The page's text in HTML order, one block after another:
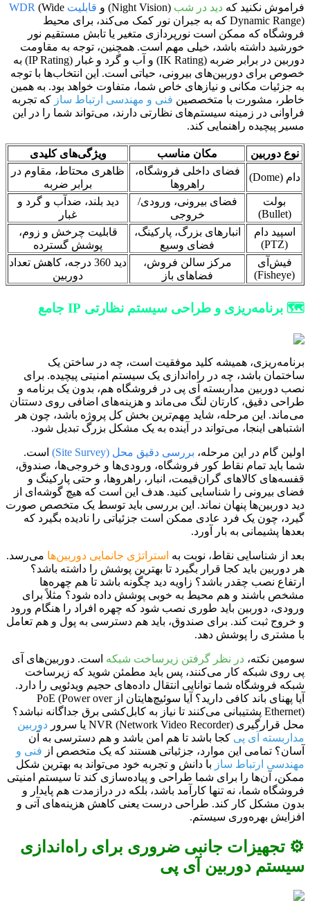
فراموش نکنید که دید در شب (Night Vision) و قابلیت WDR (Wide
Dynamic Range) که به جبران نور کمک می‌کند، برای محیط
فروشگاه که ممکن است نورپردازی متغیر یا تابش مستقیم نور
خورشید داشته باشد، خیلی مهم است. همچنین، توجه به مقاومت
دوربین در برابر ضربه (IK Rating) و آب و گرد و غبار (IP Rating) به
خصوص برای دوربین‌های بیرونی، حیاتی است. این انتخاب‌ها با توجه
به جزئیات مکانی و نیازهای خاص شما، متفاوت خواهد بود. به همین
خاطر، مشورت با متخصصین فنی و مهندسی ارتباط ساز که تجربه
فراوانی در زمینه سیستم‌های نظارتی دارند، می‌تواند شما را در این
مسیر پیچیده راهنمایی کند.
نوع دوربین مکان مناسب
ویژگی‌های کلیدی
دام (Dome)
فضای داخلی فروشگاه،
راهروها
ظاهری محتاط، مقاوم در
برابر ضربه
بولت
(Bullet)
فضای بیرونی، ورودی/
خروجی
دید بلند، ضدآب و گرد و
غبار
اسپید دام
(PTZ)
انبارهای بزرگ، پارکینگ،
فضای وسیع
قابلیت چرخش و زوم،
پوشش گسترده
فیش‌آی
(Fisheye)
مرکز سالن فروش،
فضاهای باز
دید 360 درجه، کاهش تعداد
دوربین
🗺️ برنامه‌ریزی و طراحی سیستم نظارتی IP جامع
برنامه‌ریزی، همیشه کلید موفقیت است، چه در ساختن یک
ساختمان باشد، چه در راه‌اندازی یک سیستم امنیتی پیچیده. برای
نصب دوربین مداربسته آی پی در فروشگاه هم، بدون یک برنامه و
طراحی دقیق، کارتان لنگ می‌ماند و هزینه‌های اضافی روی دستتان
می‌ماند. این مرحله، شاید مهم‌ترین بخش کل پروژه باشد، چون هر
اشتباهی اینجا، می‌تواند در آینده به یک مشکل بزرگ تبدیل شود.
اولین گام در این مرحله، بررسی دقیق محل (Site Survey)
است.
شما باید تمام نقاط کور فروشگاه، ورودی‌ها و خروجی‌ها، صندوق،
قفسه‌های کالاهای گران‌قیمت، انبار، راهروها، و حتی پارکینگ و
فضای بیرونی را شناسایی کنید. هدف این است که هیچ گوشه‌ای از
دید دوربین‌ها پنهان نماند. این بررسی باید توسط یک متخصص صورت
گیرد، چون یک فرد عادی ممکن است جزئیاتی را نادیده بگیرد که
بعدها پشیمانی به بار آورد.
بعد از شناسایی نقاط، نوبت به استراتژی جانمایی دوربین‌ها می‌رسد.
هر دوربین باید کجا قرار بگیرد تا بهترین پوشش را داشته باشد؟
ارتفاع نصب چقدر باشد؟ زاویه دید چگونه باشد تا هم چهره‌ها
مشخص باشند و هم محیط به خوبی پوشش داده شود؟ مثلاً برای
ورودی، دوربین باید طوری نصب شود که چهره افراد را هنگام ورود
و خروج ثبت کند. برای صندوق، باید هم دسترسی به پول و هم تعامل
با مشتری را پوشش دهد.
سومین نکته، در نظر گرفتن زیرساخت شبکه است. دوربین‌های آی
پی روی شبکه کار می‌کنند، پس باید مطمئن شوید که زیرساخت
شبکه فروشگاه شما توانایی انتقال داده‌های حجیم ویدئویی را دارد.
آیا پهنای باند کافی دارید؟ آیا سوئیچ‌هایتان از PoE (Power over
Ethernet) پشتیبانی می‌کنند تا نیاز به کابل‌کشی برق جداگانه نباشد؟
محل قرارگیری NVR (Network Video Recorder) یا سرور
دوربین
مداربسته آی پی کجا باشد تا هم امن باشد و هم دسترسی به آن
آسان؟ تمامی این موارد، جزئیاتی هستند که یک متخصص از فنی و
مهندسی ارتباط ساز با دانش و تجربه خود می‌تواند به بهترین شکل
ممکن، آن‌ها را برای شما طراحی و پیاده‌سازی کند تا سیستم امنیتی
فروشگاه شما، نه تنها کارآمد باشد، بلکه در درازمدت هم پایدار و
بدون مشکل کار کند. طراحی درست یعنی کاهش هزینه‌های آتی و
افزایش بهره‌وری سیستم.
⚙️ تجهیزات جانبی ضروری برای راه‌اندازی
سیستم دوربین آی پی